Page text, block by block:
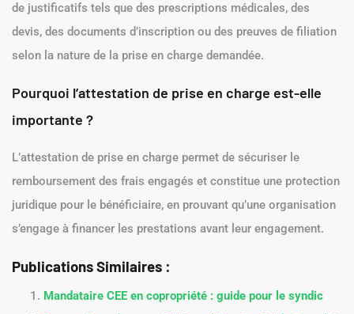
formation, de séjour ou autres dépenses d’un individu.
de justificatifs tels que des prescriptions médicales, des
devis, des documents d’inscription ou des preuves de filiation
selon la nature de la prise en charge demandée.
importante ?
L’attestation de prise en charge permet de sécuriser le